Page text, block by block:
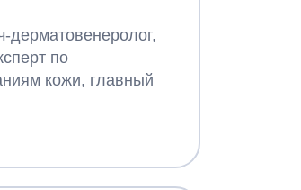
дерматовенеролог,
по
кожи, главный